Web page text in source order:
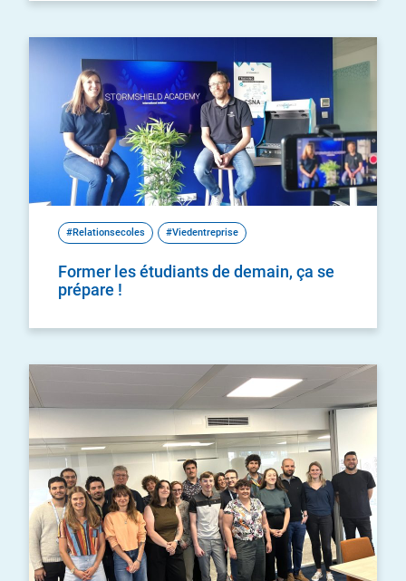
#Relationsecoles #Viedentreprise
Former les étudiants de demain, ça se
prépare !